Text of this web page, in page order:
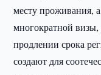
месту проживания,
многократной
продлении срока
создают для